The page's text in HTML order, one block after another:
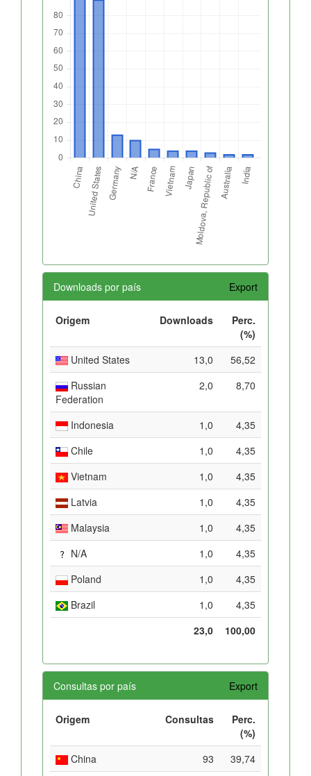
Downloads por país Export
Origem Downloads
Perc.
(%)
United States
13,0
56,52
Russian
Federation
2,0 8,70
Indonesia 1,0
4,35
Chile
1,0
4,35
Vietnam
1,0
4,35
Latvia
1,0
4,35
Malaysia
1,0
4,35
N/A
1,0
4,35
Poland
1,0
4,35
Brazil
1,0
4,35
23,0
100,00
Consultas por país Export
Origem Consultas
Perc.
(%)
China
93
39,74